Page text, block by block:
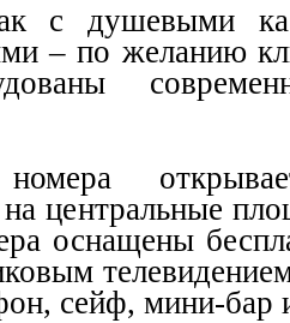
с душевыми
– по желанию
центральные
оснащены
сейф, мини-бар